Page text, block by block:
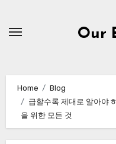
Our
Home
Blog
급할수록 제대로 알아야
을 위한 모든 것